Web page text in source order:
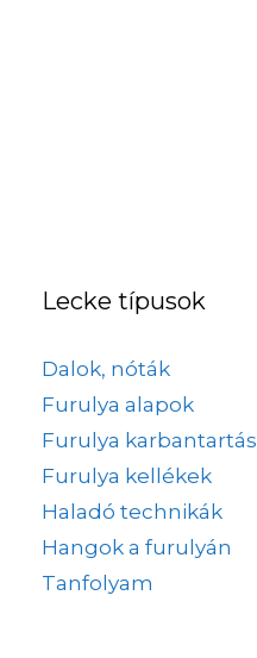
Lecke típusok
Dalok, nóták
Furulya alapok
Furulya karbantartás
Furulya kellékek
Haladó technikák
Hangok a furulyán
Tanfolyam